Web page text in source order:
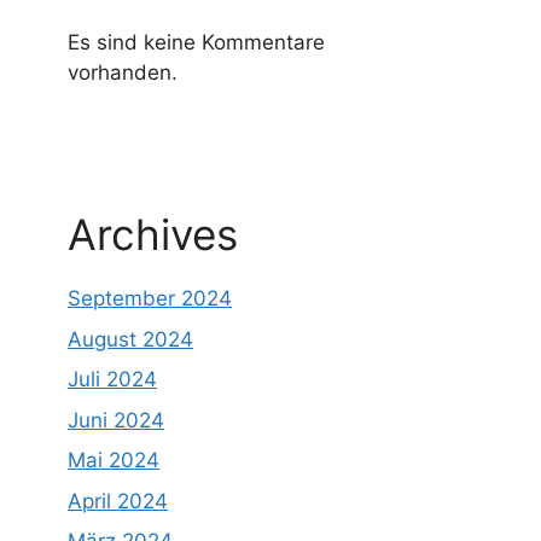
Es sind keine Kommentare
vorhanden.
Archives
September 2024
August 2024
Juli 2024
Juni 2024
Mai 2024
April 2024